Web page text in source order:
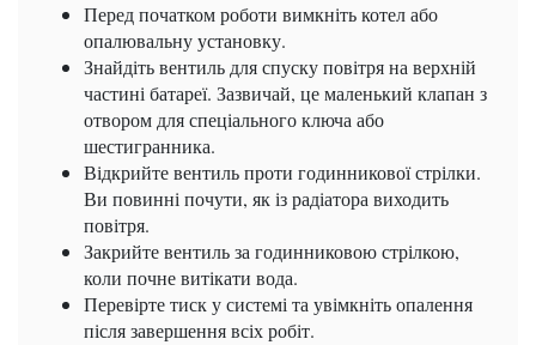
Перед початком роботи вимкніть котел або
опалювальну установку.
Знайдіть вентиль для спуску повітря на верхній
частині батареї. Зазвичай, це маленький клапан з
отвором для спеціального ключа або
шестигранника.
Відкрийте вентиль проти годинникової стрілки.
Ви повинні почути, як із радіатора виходить
повітря.
Закрийте вентиль за годинниковою стрілкою,
коли почне витікати вода.
Перевірте тиск у системі та увімкніть опалення
після завершення всіх робіт.